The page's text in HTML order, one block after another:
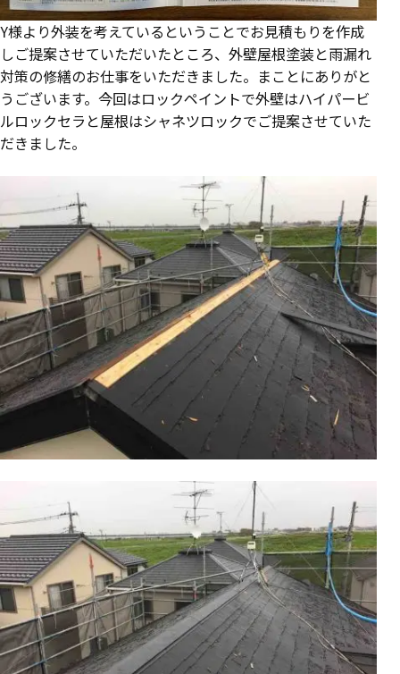
Y様より外装を考えているということでお見積もりを作成
しご提案させていただいたところ、外壁屋根塗装と雨漏れ
対策の修繕のお仕事をいただきました。まことにありがと
うございます。今回はロックペイントで外壁はハイパービ
ルロックセラと屋根はシャネツロックでご提案させていた
だきました。